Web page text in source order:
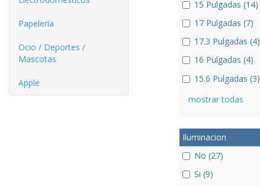
Papelería
Ocio / Deportes /
Mascotas
Apple
15 Pulgadas (14)
17 Pulgadas (7)
17.3 Pulgadas (4)
16 Pulgadas (4)
15.6 Pulgadas (3)
mostrar todas
Iluminacion
No (27)
Si (9)